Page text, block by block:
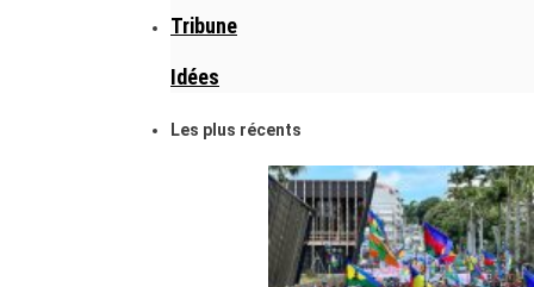
Tribune
Idées
Les plus récents